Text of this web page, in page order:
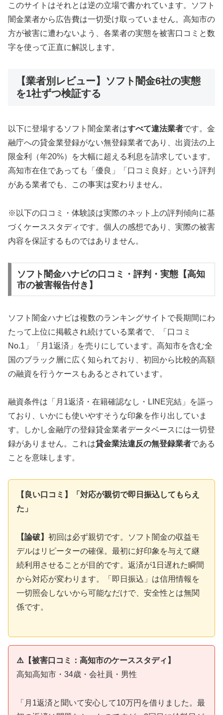
このサイトはそれとは逆の立場で書かれています。ソフト
闇金業者から広告費は一切受け取っていません。高知市の
方が被害に遭わないよう、各業者の実態を被害口コミと数
字を使って正直に解説します。
【業者別レビュー】ソフト闇金6社の実態
を1社ずつ検証する
以下に登場するソフト闇金業者はすべて違法業者です。金
融庁への貸金業登録がない無登録業者であり、出資法の上
限金利（年20%）を大幅に超える利息を請求しています。
高知市在住であっても「優良」「口コミ良好」という評判
がある業者でも、この事実は変わりません。
※以下の口コミ・体験談は実際のネット上の評判傾向に基
づくケーススタディです。個人の感想であり、実際の被害
内容を保証するものではありません。
ソフト闇金ハナビの口コミ・評判・実態【高知
市の被害報告付き】
ソフト闇金ハナビは複数のランキングサイトで長期間にわ
たって上位に掲載され続けている業者で、「口コミ
No.1」「月1返済」を売りにしています。高知市を含む全
国のブラック層に広く知られており、初回から比較的高額
の融資を行うケースもあるとされています。
融資条件は「月1返済・在籍確認なし・LINE完結」を謳っ
ており、いかにも使いやすそうな印象を作り出していま
す。しかし金融庁の登録貸金業者データベースには一切登
録がありません。これは貸金業法違反の無登録業者である
ことを意味します。
【良い口コミ】「対応が親切で即日振込してもらえ
た」
【論破】 初回は必ず親切です。ソフト闇金の収益モ
デルはリピーターの確保。最初に好印象を与えて継
続利用させることが目的です。返済が1日遅れた瞬間
から対応が変わります。「即日振込」は信用情報を
一切照会しないから可能なだけで、安全性とは無関
係です。
⚠️【被害口コミ：高知市のケーススタディ】
高知高知市・34歳・会社員・男性
「月1返済と聞いて安心して10万円を借りました。最